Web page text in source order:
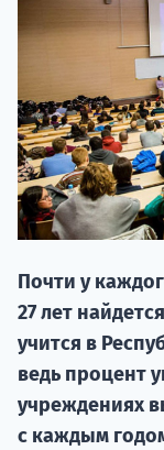
Почти у
27 лет
учится в
ведь процент
учреждениях
с каждым